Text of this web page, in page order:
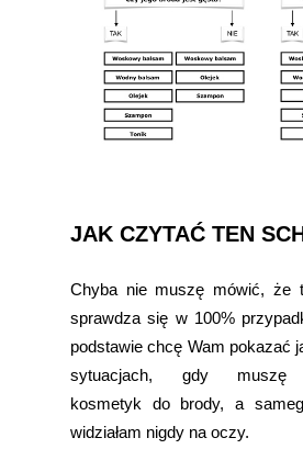
JAK CZYTAĆ TEN
Chyba nie muszę mówić, że
sprawdza się w 100%
podstawie chcę Wam pokazać
sytuacjach, gdy muszę
kosmetyk do brody, a
widziałam nigdy na oczy.